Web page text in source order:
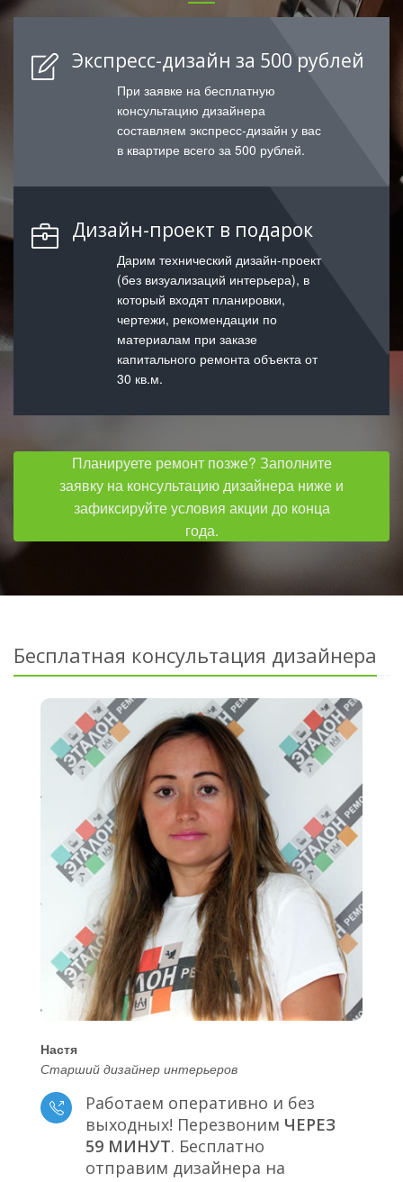
Экспресс-дизайн за 500 рублей
При заявке на бесплатную
консультацию дизайнера
составляем экспресс-дизайн у вас
в квартире всего за 500 рублей.
Дизайн-проект в подарок
Дарим технический дизайн-проект
(без визуализаций интерьера), в
который входят планировки,
чертежи, рекомендации по
материалам при заказе
капитального ремонта объекта от
30 кв.м.
Планируете ремонт позже? Заполните
заявку на консультацию дизайнера ниже и
зафиксируйте условия акции до конца
года.
Бесплатная консультация дизайнера
Настя
Старший дизайнер интерьеров
Работаем оперативно и без
выходных! Перезвоним ЧЕРЕЗ
59 МИНУТ. Бесплатно
отправим дизайнера на